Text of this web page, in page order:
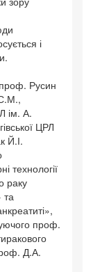
і
Русин
ім. А.
ЦРЛ
Й.І.
технології
раку
та
проф.
Д.А.